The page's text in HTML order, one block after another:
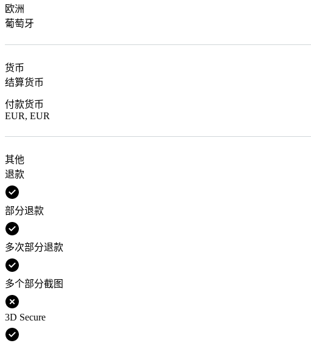
欧洲
葡萄牙
货币
结算货币
付款货币
EUR, EUR
其他
退款
部分退款
多次部分退款
多个部分截图
3D Secure